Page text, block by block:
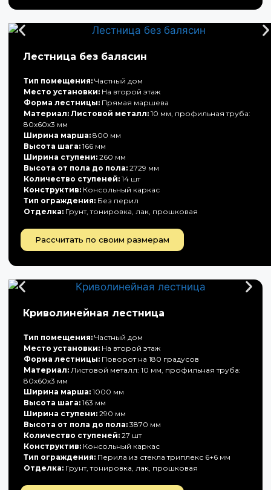
Лестница без балясин
Тип помещения: Частный дом
Место установки: На второй этаж
Форма лестницы: Прямая маршева
Материал: Листовой металл: 10 мм, профильная труба:
80х60х3 мм
Ширина марша: 800 мм
Высота шага: 166 мм
Ширина ступени: 260 мм
Высота от пола до пола: 2729 мм
Количество ступеней: 14 шт
Конструктив: Консольный каркас
Тип ограждения: Без перил
Отделка: Грунт, тонировка, лак, прошковая
Рассчитать по своим размерам
Криволинейная лестница
Тип помещения: Частный дом
Место установки: На второй этаж
Форма лестницы: Поворот на 180 градусов
Материал: Листовой металл: 10 мм, профильная труба:
80х60х3 мм
Ширина марша: 1000 мм
Высота шага: 163 мм
Ширина ступени: 290 мм
Высота от пола до пола: 3870 мм
Количество ступеней: 27 шт
Конструктив: Консольный каркас
Тип ограждения: Перила из стекла триплекс 6+6 мм
Отделка: Грунт, тонировка, лак, прошковая